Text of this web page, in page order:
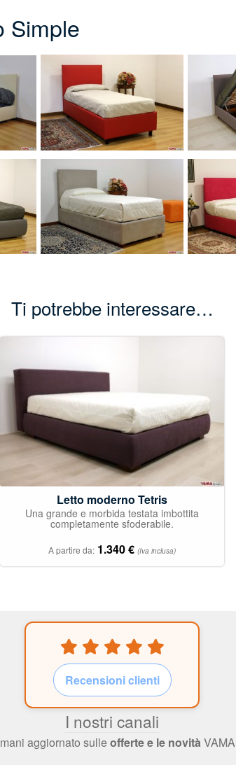
Simple
Ti potrebbe interessare…
Letto moderno Tetris
Una grande e morbida testata imbottita
completamente sfoderabile.
A partire da: 1.340€ (Iva inclusa)
Recensioni clienti
I nostri canali
aggiornato sulleofferte e le novitàVAMA